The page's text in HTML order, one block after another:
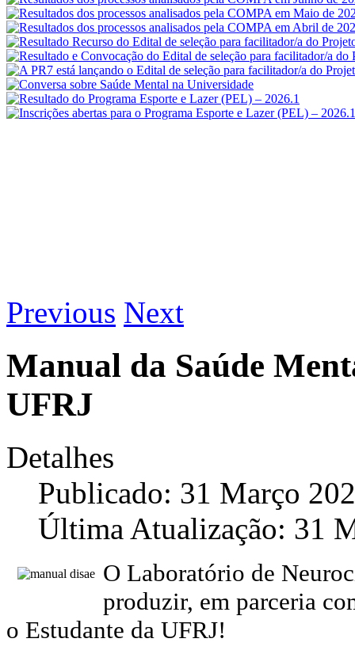
Previous Next
Manual da Saúde
UFRJ
Detalhes
Publicado: 31 Março
Última Atualização: 31
O Laboratório de
produzir, em parceria
o Estudante da UFRJ!